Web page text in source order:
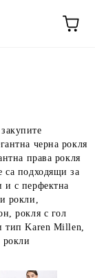
черна рокля
права рокля
са подходящи за
и с перфектна
рокли,
рокля с гол
тип Karen Millen,